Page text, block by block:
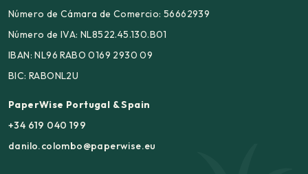
Número de Cámara de Comercio: 56662939
Número de IVA: NL8522.45.130.B01
IBAN: NL96 RABO 0169 2930 09
BIC: RABONL2U
PaperWise Portugal & Spain
+34 619 040 199
danilo.colombo@paperwise.eu